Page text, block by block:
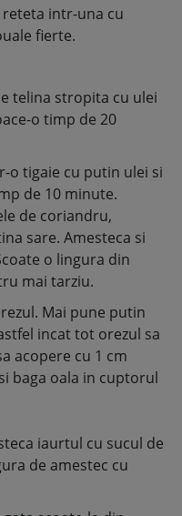
intr-una cu
fierte.
telina stropita cu ulei
o timp de 20
o tigaie cu putin ulei si
de 10 minute.
de coriandru,
sare. Amesteca si
o lingura din
mai tarziu.
Mai pune putin
incat tot orezul sa
acopere cu 1 cm
baga oala in cuptorul
iaurtul cu sucul de
de amestec cu